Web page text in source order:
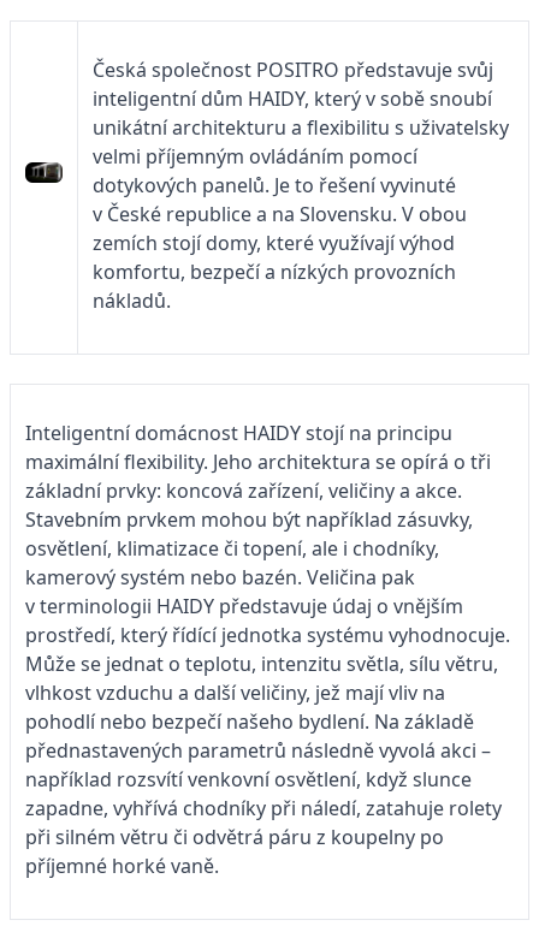
Česká společnost POSITRO představuje svůj
inteligentní dům HAIDY, který v sobě snoubí
unikátní architekturu a flexibilitu s uživatelsky
velmi příjemným ovládáním pomocí
dotykových panelů. Je to řešení vyvinuté
v České republice a na Slovensku. V obou
zemích stojí domy, které využívají výhod
komfortu, bezpečí a nízkých provozních
nákladů.
Inteligentní domácnost HAIDY stojí na principu
maximální flexibility. Jeho architektura se opírá o tři
základní prvky: koncová zařízení, veličiny a akce.
Stavebním prvkem mohou být například zásuvky,
osvětlení, klimatizace či topení, ale i chodníky,
kamerový systém nebo bazén. Veličina pak
v terminologii HAIDY představuje údaj o vnějším
prostředí, který řídící jednotka systému vyhodnocuje.
Může se jednat o teplotu, intenzitu světla, sílu větru,
vlhkost vzduchu a další veličiny, jež mají vliv na
pohodlí nebo bezpečí našeho bydlení. Na základě
přednastavených parametrů následně vyvolá akci –
například rozsvítí venkovní osvětlení, když slunce
zapadne, vyhřívá chodníky při náledí, zatahuje rolety
při silném větru či odvětrá páru z koupelny po
příjemné horké vaně.